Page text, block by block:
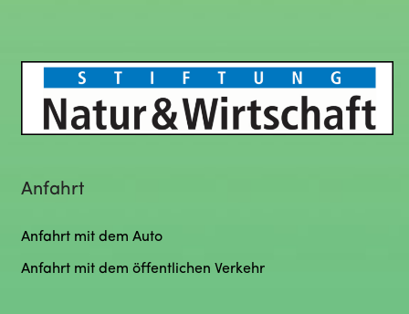
Anfahrt
Anfahrt mit dem Auto
Anfahrt mit dem öffentlichen Verkehr